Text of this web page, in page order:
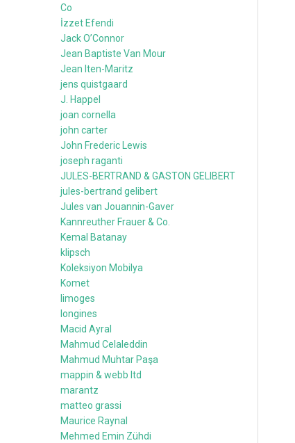
Co
İzzet Efendi
Jack O’Connor
Jean Baptiste Van Mour
Jean Iten-Maritz
jens quistgaard
J. Happel
joan cornella
john carter
John Frederic Lewis
joseph raganti
JULES-BERTRAND & GASTON GELIBERT
jules-bertrand gelibert
Jules van Jouannin-Gaver
Kannreuther Frauer & Co.
Kemal Batanay
klipsch
Koleksiyon Mobilya
Komet
limoges
longines
Macid Ayral
Mahmud Celaleddin
Mahmud Muhtar Paşa
mappin & webb ltd
marantz
matteo grassi
Maurice Raynal
Mehmed Emin Zühdi